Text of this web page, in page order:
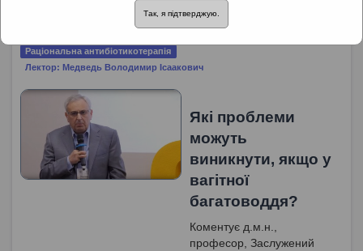
Раціональна антибіотикотерапія
Раціональна антибіотикотерапія
Лектор: Медведь Володимир Ісаакович
Які проблеми
можуть
виникнути, якщо у
вагітної
багатоводдя?
Коментує д.м.н.,
професор, Заслужений
Так, я підтверджую.